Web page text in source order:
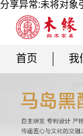
分享异常:未将对象
首页 我